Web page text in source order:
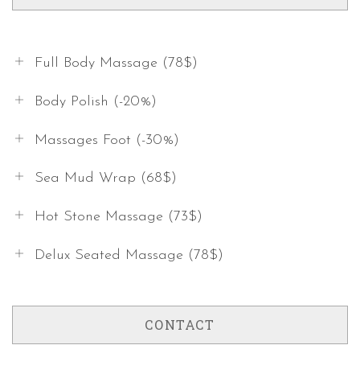
Full Body Massage (78$)
Body Polish (-20%)
Massages Foot (-30%)
Sea Mud Wrap (68$)
Hot Stone Massage (73$)
Delux Seated Massage (78$)
CONTACT